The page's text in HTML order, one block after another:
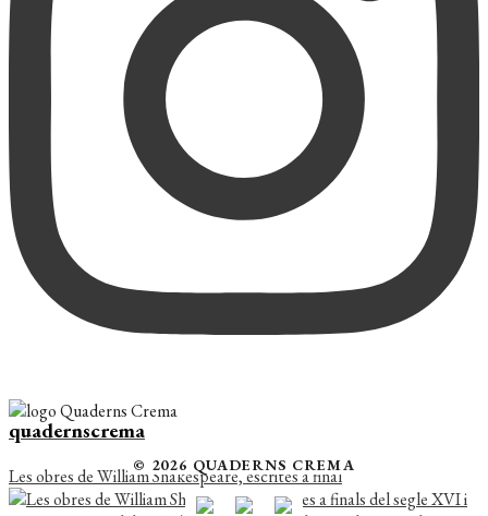
quadernscrema
Les obres de William Shakespeare, escrites a final
© 2026 QUADERNS CREMA